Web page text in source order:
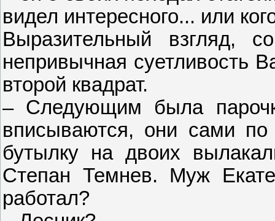
видел интересного... или
Выразительный взгляд,
непривычная суетливость
второй квадрат.
– Следующим была
вписываются, они сами
бутылку на двоих
Степан Темнев. Муж
работал?